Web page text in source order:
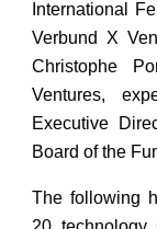
International
Verbund X
Christophe
Ventures,
Executive
Board of the
The following